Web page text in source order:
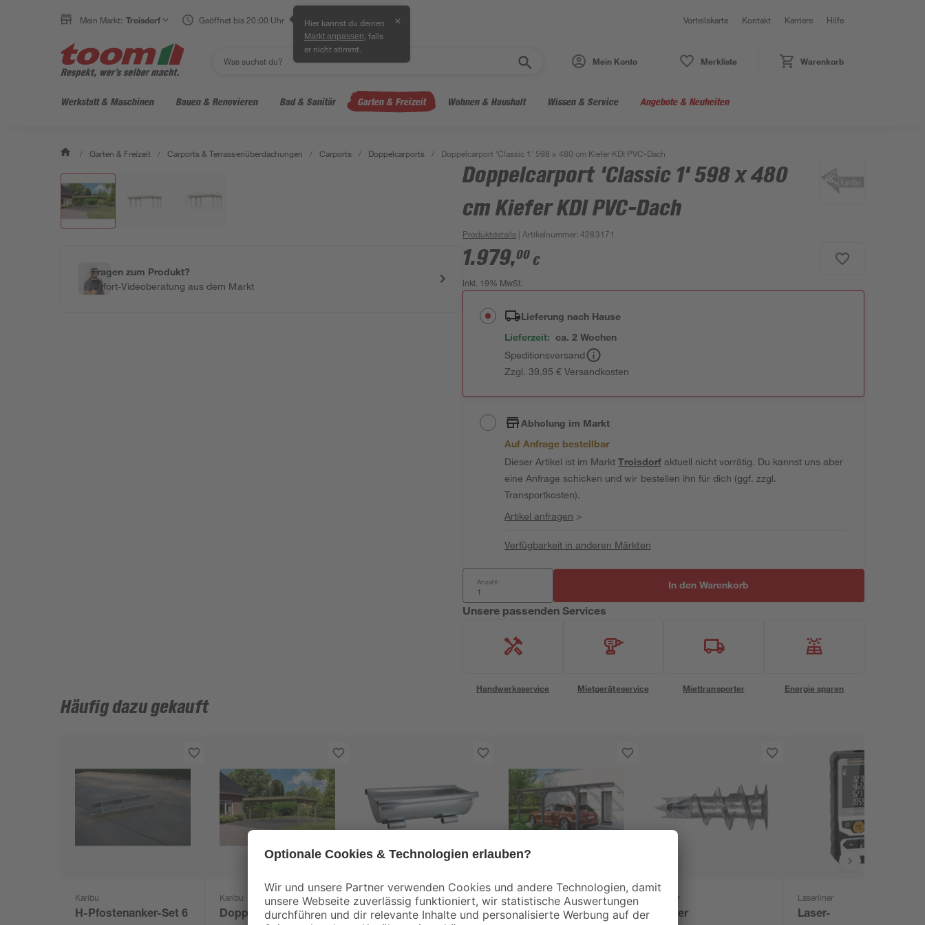
Mein Markt: Troisdorf Geöffnet bis 20:00 Uhr Hier kannst du deinen
Markt anpassen , falls
er nicht stimmt.
✕ Vorteilskarte Kontakt Karriere Hilfe
Mein Konto Merkliste Warenkorb
Werkstatt & Maschinen Bauen & Renovieren Bad & Sanitär Garten & Freizeit Wohnen & Haushalt Wissen & Service Angebote & Neuheiten
/ Garten & Freizeit / Carports & Terrassenüberdachungen / Carports / Doppelcarports / Doppelcarport 'Classic 1' 598 x 480 cm Kiefer KDI PVC-Dach
Fragen zum Produkt?
Sofort-Videoberatung aus dem Markt
Doppelcarport 'Classic 1' 598 x 480
cm Kiefer KDI PVC-Dach
Produktdetails | Artikelnummer:4283171
1.979,00 €
inkl. 19% MwSt.
Lieferung nach Hause
Lieferzeit: ca. 2 Wochen
Speditionsversand
Zzgl. 39,95 € Versandkosten
Abholung im Markt
Auf Anfrage bestellbar
Dieser Artikel ist im MarktTroisdorfaktuell nicht vorrätig. Du kannst uns aber
eine Anfrage schicken und wir bestellen ihn für dich (ggf. zzgl.
Transportkosten).
Artikel anfragen >
Verfügbarkeit in anderen Märkten
Anzahl: In den Warenkorb
Unsere passenden Services
Handwerksservice Mietgeräteservice Miettransporter Energie sparen
Häufig dazu gekauft
Karibu
H-Pfostenanker-Set 6
Karibu
Doppelcarport
Pflanzrinne verzinkt
SKAN HOLZ
Einzelcarport
Fischer
fischer
Laserliner
Laser-